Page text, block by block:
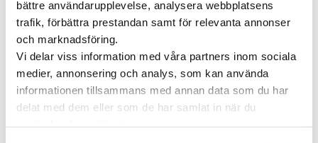
bättre användarupplevelse, analysera webbplatsens
trafik, förbättra prestandan samt för relevanta annonser
och marknadsföring.
Vi delar viss information med våra partners inom sociala
medier, annonsering och analys, som kan använda
informationen tillsammans med annan data som du har
delat med dem eller som de har samlat in när du
till Elins Esplanad – här hittar du allt du behöver för
nästa smakupplevelse.
Dela